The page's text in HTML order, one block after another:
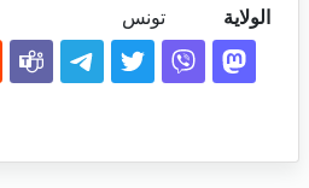
الولاية تونس